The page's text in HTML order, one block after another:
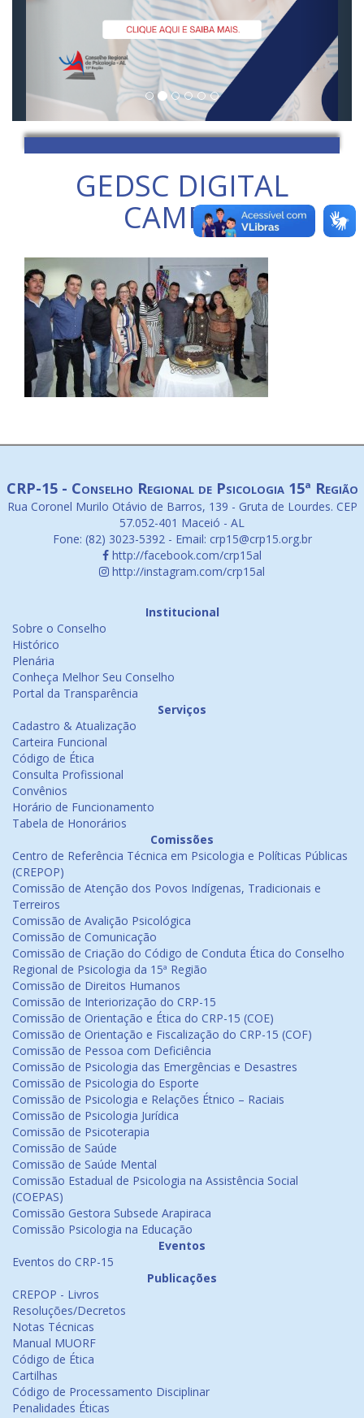
GEDSC DIGITAL
CAMERA
CRP-15 - Conselho Regional de Psicologia 15ª Região
Rua Coronel Murilo Otávio de Barros, 139 - Gruta de Lourdes. CEP
57.052-401 Maceió - AL
Fone: (82) 3023-5392 - Email: crp15@crp15.org.br
http://facebook.com/crp15al
http://instagram.com/crp15al
Institucional
Sobre o Conselho
Histórico
Plenária
Conheça Melhor Seu Conselho
Portal da Transparência
Serviços
Cadastro & Atualização
Carteira Funcional
Código de Ética
Consulta Profissional
Convênios
Horário de Funcionamento
Tabela de Honorários
Comissões
Centro de Referência Técnica em Psicologia e Políticas Públicas
(CREPOP)
Comissão de Atenção dos Povos Indígenas, Tradicionais e
Terreiros
Comissão de Avalição Psicológica
Comissão de Comunicação
Comissão de Criação do Código de Conduta Ética do Conselho
Regional de Psicologia da 15ª Região
Comissão de Direitos Humanos
Comissão de Interiorização do CRP-15
Comissão de Orientação e Ética do CRP-15 (COE)
Comissão de Orientação e Fiscalização do CRP-15 (COF)
Comissão de Pessoa com Deficiência
Comissão de Psicologia das Emergências e Desastres
Comissão de Psicologia do Esporte
Comissão de Psicologia e Relações Étnico – Raciais
Comissão de Psicologia Jurídica
Comissão de Psicoterapia
Comissão de Saúde
Comissão de Saúde Mental
Comissão Estadual de Psicologia na Assistência Social
(COEPAS)
Comissão Gestora Subsede Arapiraca
Comissão Psicologia na Educação
Eventos
Eventos do CRP-15
Publicações
CREPOP - Livros
Resoluções/Decretos
Notas Técnicas
Manual MUORF
Código de Ética
Cartilhas
Código de Processamento Disciplinar
Penalidades Éticas